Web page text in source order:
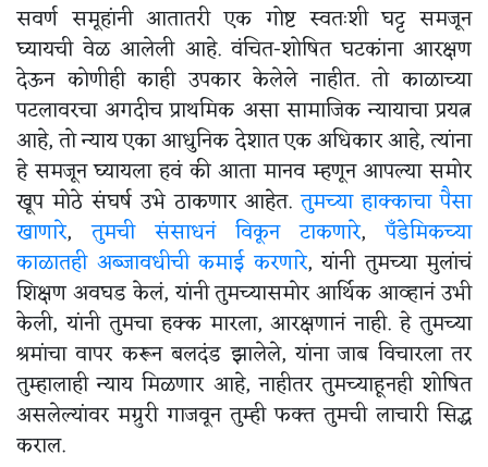
सवर्ण समूहांनी आतातरी एक गोष्ट स्वतःशी घट्ट समजून
घ्यायची वेळ आलेली आहे. वंचित-शोषित घटकांना आरक्षण
देऊन कोणीही काही उपकार केलेले नाहीत. तो काळाच्या
पटलावरचा अगदीच प्राथमिक असा सामाजिक न्यायाचा प्रयत्न
आहे, तो न्याय एका आधुनिक देशात एक अधिकार आहे, त्यांना
हे समजून घ्यायला हवं की आता मानव म्हणून आपल्या समोर
खूप मोठे संघर्ष उभे ठाकणार आहेत.तुमच्या हाक्काचा पैसा
खाणारे,तुमची संसाधनं विकून टाकणारे,पँडेमिकच्या
काळातही अब्जावधीची कमाई करणारे, यांनी तुमच्या मुलांचं
शिक्षण अवघड केलं, यांनी तुमच्यासमोर आर्थिक आव्हानं उभी
केली, यांनी तुमचा हक्क मारला, आरक्षणानं नाही. हे तुमच्या
श्रमांचा वापर करून बलदंड झालेले, यांना जाब विचारला तर
तुम्हालाही न्याय मिळणार आहे, नाहीतर तुमच्याहूनही शोषित
असलेल्यांवर मग्रुरी गाजवून तुम्ही फक्त तुमची लाचारी सिद्ध
कराल.